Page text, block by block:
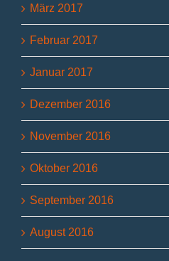
März 2017
Februar 2017
Januar 2017
Dezember 2016
November 2016
Oktober 2016
September 2016
August 2016